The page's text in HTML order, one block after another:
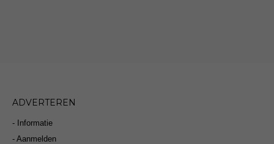
ADVERTEREN
- Informatie
- Aanmelden